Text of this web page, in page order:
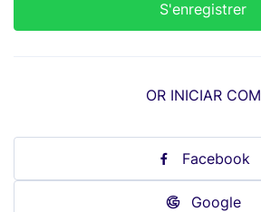
OR INICIAR COM
Facebook
Google